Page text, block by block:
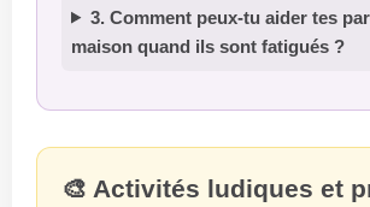
3. Comment peux-tu aider tes
maison quand ils sont fatigués ?
🎨 Activités ludiques et